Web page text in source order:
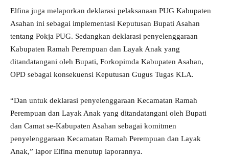
Elfina juga melaporkan deklarasi pelaksanaan PUG Kabupaten
Asahan ini sebagai implementasi Keputusan Bupati Asahan
tentang Pokja PUG. Sedangkan deklarasi penyelenggaraan
Kabupaten Ramah Perempuan dan Layak Anak yang
ditandatangani oleh Bupati, Forkopimda Kabupaten Asahan,
OPD sebagai konsekuensi Keputusan Gugus Tugas KLA.
“Dan untuk deklarasi penyelenggaraan Kecamatan Ramah
Perempuan dan Layak Anak yang ditandatangani oleh Bupati
dan Camat se-Kabupaten Asahan sebagai komitmen
penyelenggaraan Kecamatan Ramah Perempuan dan Layak
Anak,” lapor Elfina menutup laporannya.